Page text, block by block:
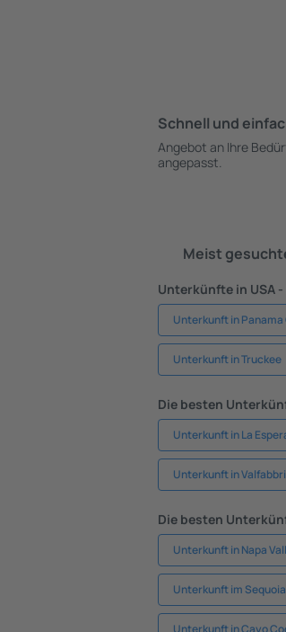
Schnell und
Angebot an Ihre
angepasst.
Meist
Unterkünfte in USA
Unterkunft in
Unterkunft in Truckee
Die besten
Unterkunft in La
Unterkunft in
Die besten
Unterkunft in Napa
Unterkunft im
Unterkunft in Cayo